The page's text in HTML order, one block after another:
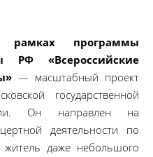
рамках программы
РФ «Всероссийские
— масштабный проект
государственной
Он направлен на
деятельности по
даже небольшого